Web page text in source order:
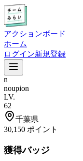
アクションボード
ホーム
ログイン新規登録
n
noupion
LV.
62
千葉県
30,150 ポイント
獲得バッジ